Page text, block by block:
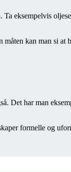
eksempelvis
kan man si at
Det har man
formelle og